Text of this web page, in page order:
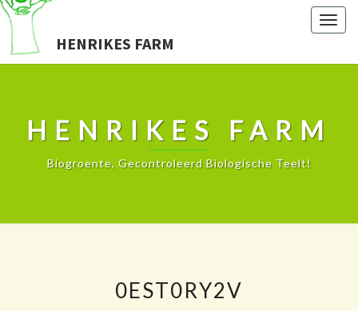
HENRIKES FARM
HENRIKES FARM
Biogroente, Gecontroleerd Biologische Teelt!
0EST0RY2V